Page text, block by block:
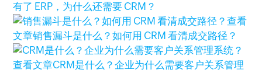
有了 ERP，为什么还需要 CRM？
查看
文章销售漏斗是什么？如何用 CRM 看清成交路径？
查看文章CRM是什么？企业为什么需要客户关系管理